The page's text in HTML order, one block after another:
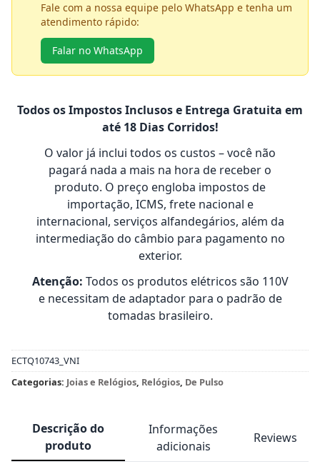
Fale com a nossa equipe pelo WhatsApp e tenha um
atendimento rápido:
Falar no WhatsApp
Todos os Impostos Inclusos e Entrega Gratuita em
até 18 Dias Corridos!
O valor já inclui todos os custos – você não
pagará nada a mais na hora de receber o
produto. O preço engloba impostos de
importação, ICMS, frete nacional e
internacional, serviços alfandegários, além da
intermediação do câmbio para pagamento no
exterior.
Atenção: Todos os produtos elétricos são 110V
e necessitam de adaptador para o padrão de
tomadas brasileiro.
ECTQ10743_VNI
Categorias: Joias e Relógios, Relógios, De Pulso
Descrição do
produto
Informações
adicionais
Reviews